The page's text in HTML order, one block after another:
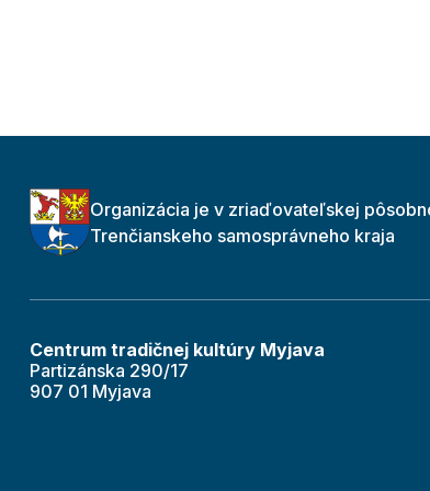
Organizácia je v zriaďovateľskej
Trenčianskeho samosprávneho kraja
Centrum tradičnej kultúry Myjava
Partizánska 290/17
907 01 Myjava